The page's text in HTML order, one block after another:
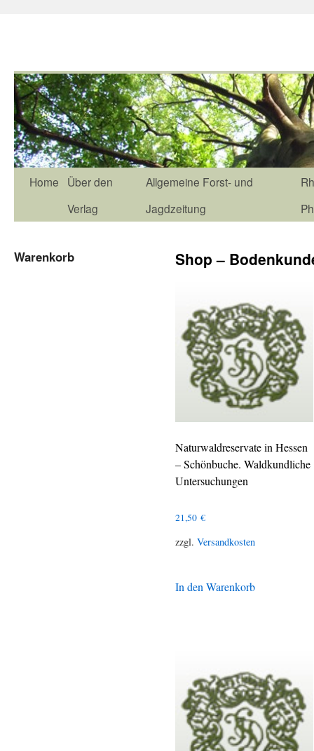
Home
Über den
Verlag
Allgemeine Forst- und
Jagdzeitung
Shop –
Naturwaldreservate in Hessen
– Schönbuche. Waldkundliche
Untersuchungen
21,50 €
zzgl. Versandkosten
In den Warenkorb
Warenkorb